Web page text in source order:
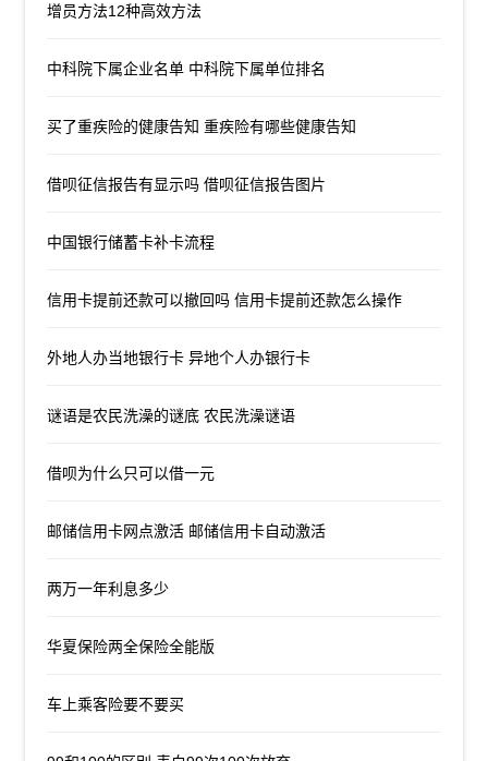
增员方法12种高效方法
中科院下属企业名单 中科院下属单位排名
买了重疾险的健康告知 重疾险有哪些健康告知
借呗征信报告有显示吗 借呗征信报告图片
中国银行储蓄卡补卡流程
信用卡提前还款可以撤回吗 信用卡提前还款怎么操作
外地人办当地银行卡 异地个人办银行卡
谜语是农民洗澡的谜底 农民洗澡谜语
借呗为什么只可以借一元
邮储信用卡网点激活 邮储信用卡自动激活
两万一年利息多少
华夏保险两全保险全能版
车上乘客险要不要买